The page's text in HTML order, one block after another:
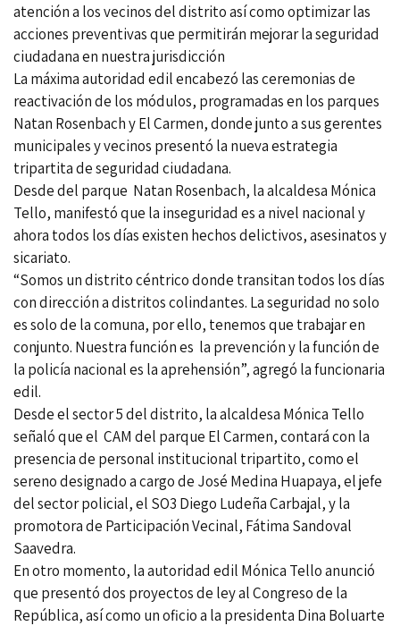
atención a los vecinos del distrito así como optimizar las
acciones preventivas que permitirán mejorar la seguridad
ciudadana en nuestra jurisdicción
La máxima autoridad edil encabezó las ceremonias de
reactivación de los módulos, programadas en los parques
Natan Rosenbach y El Carmen, donde junto a sus gerentes
municipales y vecinos presentó la nueva estrategia
tripartita de seguridad ciudadana.
Desde del parque Natan Rosenbach, la alcaldesa Mónica
Tello, manifestó que la inseguridad es a nivel nacional y
ahora todos los días existen hechos delictivos, asesinatos y
sicariato.
“Somos un distrito céntrico donde transitan todos los días
con dirección a distritos colindantes. La seguridad no solo
es solo de la comuna, por ello, tenemos que trabajar en
conjunto. Nuestra función es la prevención y la función de
la policía nacional es la aprehensión”, agregó la funcionaria
edil.
Desde el sector 5 del distrito, la alcaldesa Mónica Tello
señaló que el CAM del parque El Carmen, contará con la
presencia de personal institucional tripartito, como el
sereno designado a cargo de José Medina Huapaya, el jefe
del sector policial, el SO3 Diego Ludeña Carbajal, y la
promotora de Participación Vecinal, Fátima Sandoval
Saavedra.
En otro momento, la autoridad edil Mónica Tello anunció
que presentó dos proyectos de ley al Congreso de la
República, así como un oficio a la presidenta Dina Boluarte